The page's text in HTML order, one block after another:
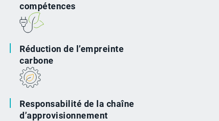
compétences
Réduction de l’empreinte
carbone
Responsabilité de la chaîne
d’approvisionnement